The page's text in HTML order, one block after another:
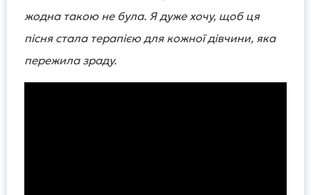
жодна такою не була. Я дуже хочу, щоб ця
пісня стала терапією для кожної дівчини, яка
пережила зраду.